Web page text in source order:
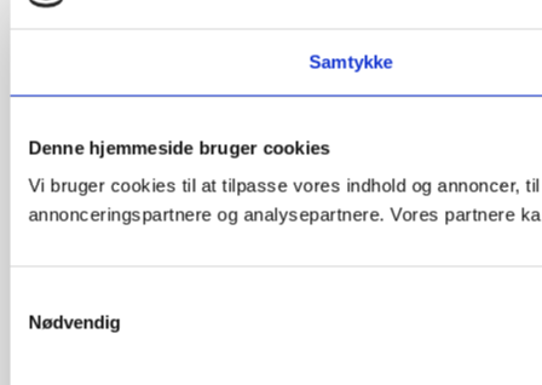
Samtykke
Denne hjemmeside bruger cookies
Vi bruger cookies til at tilpasse vores indhold og annoncer,
annonceringspartnere og analysepartnere. Vores partnere
Nødvendig